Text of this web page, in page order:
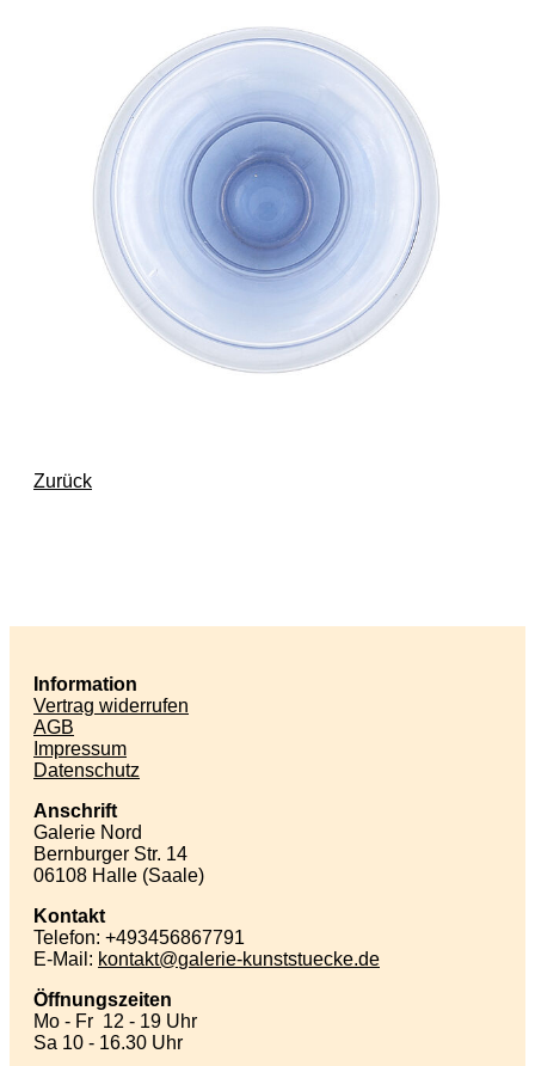
Zurück
Information
Vertrag widerrufen
AGB
Impressum
Datenschutz
Anschrift
Galerie Nord
Bernburger Str. 14
06108 Halle (Saale)
Kontakt
Telefon: +493456867791
E-Mail: kontakt galerie-kunststuecke de
Öffnungszeiten
Mo - Fr 12 - 19 Uhr
Sa 10 - 16.30 Uhr